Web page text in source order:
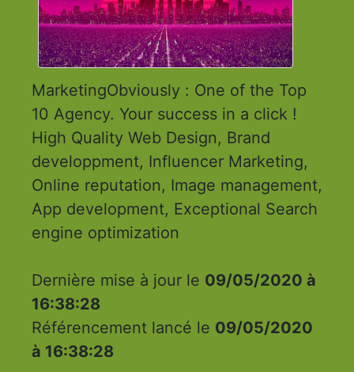
MarketingObviously : One of the Top
10 Agency. Your success in a click !
High Quality Web Design, Brand
developpment, Influencer Marketing,
Online reputation, Image management,
App development, Exceptional Search
engine optimization
Dernière mise à jour le 09/05/2020 à
16:38:28
Référencement lancé le 09/05/2020
à 16:38:28